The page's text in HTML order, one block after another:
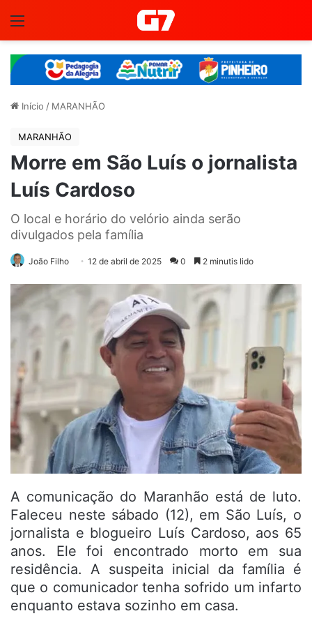
Início / MARANHÃO
MARANHÃO
Morre em São Luís o jornalista
Luís Cardoso
O local e horário do velório ainda serão
divulgados pela família
João Filho 12 de abril de 2025 0 2 minutis lido
A comunicação do Maranhão está de luto.
Faleceu neste sábado (12), em São Luís, o
jornalista e blogueiro Luís Cardoso, aos 65
anos. Ele foi encontrado morto em sua
residência. A suspeita inicial da família é
que o comunicador tenha sofrido um infarto
enquanto estava sozinho em casa.